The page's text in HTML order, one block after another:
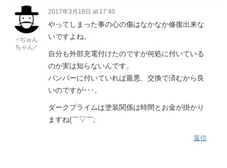
♂ぢゅん
ちゃん♂
2017年3月18日 at 17:40
やってしまった事の心の傷はなかなか修復出来な
いですよね。
自分も外部充電付けたのですが何処に付いている
のか実は知らないんです。
バンパーに付いていれば最悪、交換で済むから良
いのですが･･･。
ダークプライムは塗装関係は時間とお金が掛かり
ますね(￣▽￣;
返信